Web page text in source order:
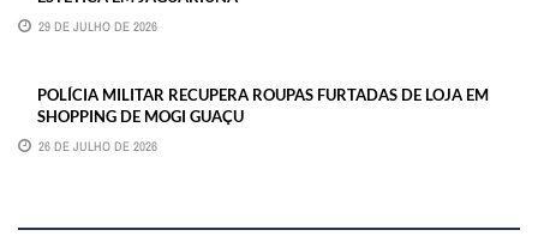
29 DE JULHO DE 2026
POLÍCIA MILITAR RECUPERA ROUPAS FURTADAS DE LOJA EM
SHOPPING DE MOGI GUAÇU
26 DE JULHO DE 2026